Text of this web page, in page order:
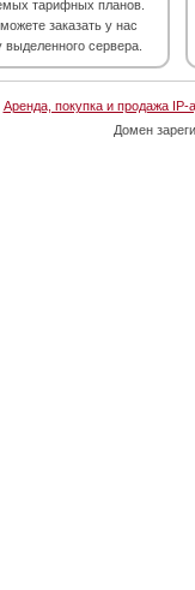
тарифных планов.
заказать у нас
выделенного сервера.
Аренда, покупка и продажа IP-
Домен